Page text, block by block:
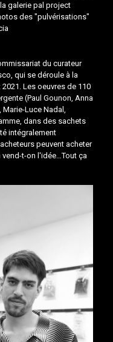
galerie pal project
des "pulvérisations"
du curateur
, qui se déroule à la
Les oeuvres de 110
(Paul Gounon, Anna
Marie-Luce Nadal ,
dans des sachets
intégralement
peuvent acheter
vend-t-on l'idée…Tout ça